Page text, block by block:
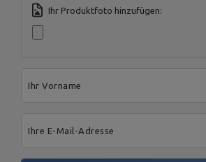
Ihr Produktfoto hinzufügen:
Ihr Vorname
Ihre E-Mail-Adresse